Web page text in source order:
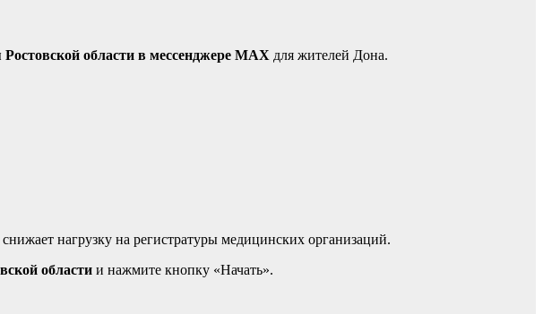
области в мессенджере MAX для жителей Дона.​
нагрузку на регистратуры медицинских организаций.
области и нажмите кнопку «Начать».